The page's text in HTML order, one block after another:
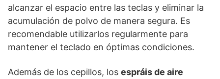
alcanzar el espacio entre las teclas y eliminar la
acumulación de polvo de manera segura. Es
recomendable utilizarlos regularmente para
mantener el teclado en óptimas condiciones.
Además de los cepillos, los espráis de aire